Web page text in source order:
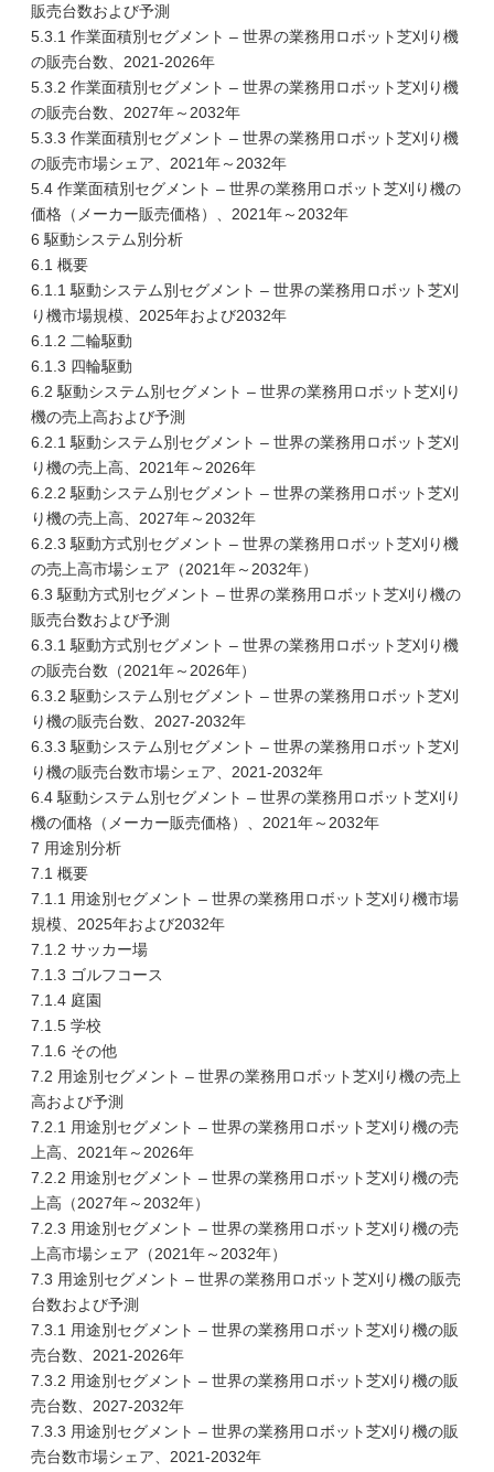
販売台数および予測
5.3.1 作業面積別セグメント – 世界の業務用ロボット芝刈り機
の販売台数、2021-2026年
5.3.2 作業面積別セグメント – 世界の業務用ロボット芝刈り機
の販売台数、2027年～2032年
5.3.3 作業面積別セグメント – 世界の業務用ロボット芝刈り機
の販売市場シェア、2021年～2032年
5.4 作業面積別セグメント – 世界の業務用ロボット芝刈り機の
価格（メーカー販売価格）、2021年～2032年
6 駆動システム別分析
6.1 概要
6.1.1 駆動システム別セグメント – 世界の業務用ロボット芝刈
り機市場規模、2025年および2032年
6.1.2 二輪駆動
6.1.3 四輪駆動
6.2 駆動システム別セグメント – 世界の業務用ロボット芝刈り
機の売上高および予測
6.2.1 駆動システム別セグメント – 世界の業務用ロボット芝刈
り機の売上高、2021年～2026年
6.2.2 駆動システム別セグメント – 世界の業務用ロボット芝刈
り機の売上高、2027年～2032年
6.2.3 駆動方式別セグメント – 世界の業務用ロボット芝刈り機
の売上高市場シェア（2021年～2032年）
6.3 駆動方式別セグメント – 世界の業務用ロボット芝刈り機の
販売台数および予測
6.3.1 駆動方式別セグメント – 世界の業務用ロボット芝刈り機
の販売台数（2021年～2026年）
6.3.2 駆動システム別セグメント – 世界の業務用ロボット芝刈
り機の販売台数、2027-2032年
6.3.3 駆動システム別セグメント – 世界の業務用ロボット芝刈
り機の販売台数市場シェア、2021-2032年
6.4 駆動システム別セグメント – 世界の業務用ロボット芝刈り
機の価格（メーカー販売価格）、2021年～2032年
7 用途別分析
7.1 概要
7.1.1 用途別セグメント – 世界の業務用ロボット芝刈り機市場
規模、2025年および2032年
7.1.2 サッカー場
7.1.3 ゴルフコース
7.1.4 庭園
7.1.5 学校
7.1.6 その他
7.2 用途別セグメント – 世界の業務用ロボット芝刈り機の売上
高および予測
7.2.1 用途別セグメント – 世界の業務用ロボット芝刈り機の売
上高、2021年～2026年
7.2.2 用途別セグメント – 世界の業務用ロボット芝刈り機の売
上高（2027年～2032年）
7.2.3 用途別セグメント – 世界の業務用ロボット芝刈り機の売
上高市場シェア（2021年～2032年）
7.3 用途別セグメント – 世界の業務用ロボット芝刈り機の販売
台数および予測
7.3.1 用途別セグメント – 世界の業務用ロボット芝刈り機の販
売台数、2021-2026年
7.3.2 用途別セグメント – 世界の業務用ロボット芝刈り機の販
売台数、2027-2032年
7.3.3 用途別セグメント – 世界の業務用ロボット芝刈り機の販
売台数市場シェア、2021-2032年